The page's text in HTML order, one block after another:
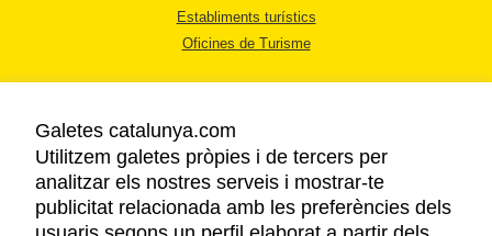
Establiments turístics
Oficines de Turisme
AVÍS LEGAL
POLÍTICA DE PRIVACITAT
Galetes catalunya.com
Utilitzem galetes pròpies i de tercers per
analitzar els nostres serveis i mostrar-te
publicitat relacionada amb les preferències dels